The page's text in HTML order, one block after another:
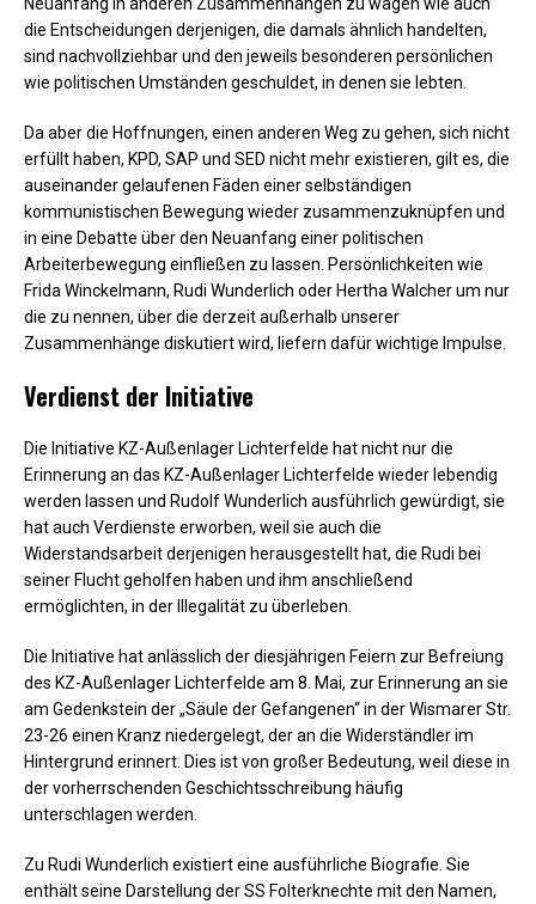
die Entscheidungen derjenigen, die damals ähnlich handelten,
sind nachvollziehbar und den jeweils besonderen persönlichen
wie politischen Umständen geschuldet, in denen sie lebten.
Da aber die Hoffnungen, einen anderen Weg zu gehen, sich nicht
erfüllt haben, KPD, SAP und SED nicht mehr existieren, gilt es, die
auseinander gelaufenen Fäden einer selbständigen
kommunistischen Bewegung wieder zusammenzuknüpfen und
in eine Debatte über den Neuanfang einer politischen
Arbeiterbewegung einfließen zu lassen. Persönlichkeiten wie
Frida Winckelmann, Rudi Wunderlich oder Hertha Walcher um nur
die zu nennen, über die derzeit außerhalb unserer
Zusammenhänge diskutiert wird, liefern dafür wichtige Impulse.
Verdienst der Initiative
Die Initiative KZ-Außenlager Lichterfelde hat nicht nur die
Erinnerung an das KZ-Außenlager Lichterfelde wieder lebendig
werden lassen und Rudolf Wunderlich ausführlich gewürdigt, sie
hat auch Verdienste erworben, weil sie auch die
Widerstandsarbeit derjenigen herausgestellt hat, die Rudi bei
seiner Flucht geholfen haben und ihm anschließend
ermöglichten, in der Illegalität zu überleben.
Die Initiative hat anlässlich der diesjährigen Feiern zur Befreiung
des KZ-Außenlager Lichterfelde am 8. Mai, zur Erinnerung an sie
am Gedenkstein der „Säule der Gefangenen“ in der Wismarer Str.
23-26 einen Kranz niedergelegt, der an die Widerständler im
Hintergrund erinnert. Dies ist von großer Bedeutung, weil diese in
der vorherrschenden Geschichtsschreibung häufig
unterschlagen werden.
Zu Rudi Wunderlich existiert eine ausführliche Biografie. Sie
enthält seine Darstellung der SS Folterknechte mit den Namen,